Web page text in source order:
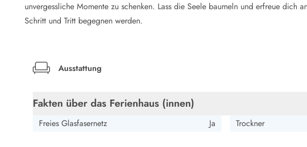
Esmark VIP Partnervorteile
Esmark KidsVIP
Urlaub am Strand
Indoorspielländer in Dänemark
Zoos und Tierparks in Dänemark
Freizeitparks in Dänemark
unvergessliche Momente zu schenken. Lass die Seele baumeln und erfreue dich
Schritt und Tritt begegnen werden.
Ausstattung
Fakten über das Ferienhaus (innen)
Freies Glasfasernetz Ja Trockner